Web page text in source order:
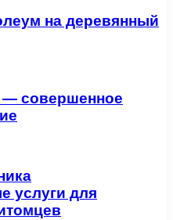
на деревянный
— совершенное
услуги для